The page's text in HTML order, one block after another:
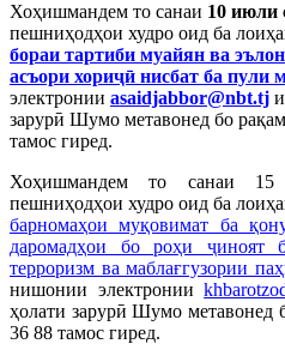
Хоҳишмандем то санаи 10 июли
пешниҳодҳои худро оид ба
бораи тартиби муайян ва
асъори хориҷӣ нисбат ба пули
электронии asaidjabbor@nbt.tj
зарурӣ Шумо метавонед бо
тамос гиред.
Хоҳишмандем то санаи
пешниҳодҳои худро оид ба
барномаҳои муқовимат ба
даромадҳои бо роҳи ҷиноят
терроризм ва маблағгузории
нишонии электронии
ҳолати зарурӣ Шумо метавонед
36 88 тамос гиред.